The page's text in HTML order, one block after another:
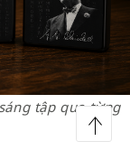
tập qua từng